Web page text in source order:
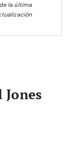
la última